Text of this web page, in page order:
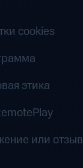
cookies
этика
или отзыв